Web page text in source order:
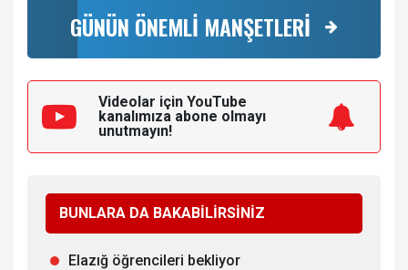
GÜNÜN ÖNEMLİ MANŞETLERİ
Videolar için YouTube
kanalımıza abone olmayı
unutmayın!
BUNLARA DA BAKABİLİRSİNİZ
Elazığ öğrencileri bekliyor